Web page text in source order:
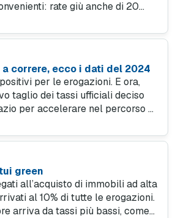
rate giù anche di 20
sono oltre un terzo delle
correre, ecco i dati del 2024
per le erogazioni. E ora,
taglio dei tassi ufficiali deciso
per accelerare nel percorso di
green
all’acquisto di immobili ad alta
al 10% di tutte le erogazioni.
arriva da tassi più bassi, come